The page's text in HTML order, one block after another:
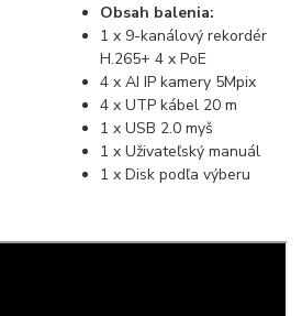
Obsah balenia:
1 x 9-kanálový rekordér
H.265+ 4 x PoE
4 x AI IP kamery 5Mpix
4 x UTP kábel 20 m
1 x USB 2.0 myš
1 x Uživateľský manuál
1 x Disk podľa výberu